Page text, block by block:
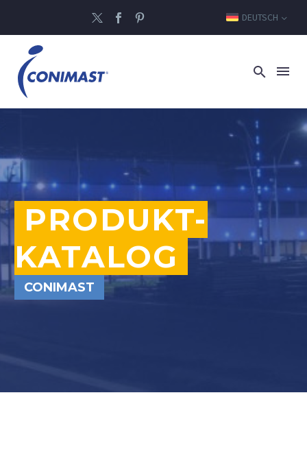
DEUTSCH
PRODUKT-
KATALOG
CONIMAST